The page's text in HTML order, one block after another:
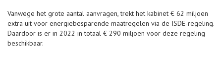
Vanwege het grote aantal aanvragen, trekt het kabinet € 62 miljoen
extra uit voor energiebesparende maatregelen via de ISDE-regeling.
Daardoor is er in 2022 in totaal € 290 miljoen voor deze regeling
beschikbaar.